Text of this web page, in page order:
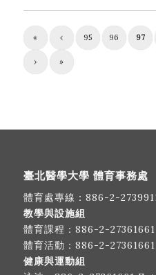
114學年度楓林運
« ‹ 95 96 97
› »
臺北醫學大學 體育事務處
體育處專線： 886-2-
教學與設施組
體育課程： 886-2-27361661
體育活動： 886-2-27361661
健康與運動組